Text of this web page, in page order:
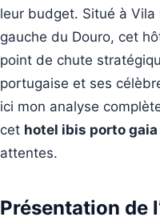
leur budget. Situé à
gauche du Douro, cet
point de chute
portugaise et ses
ici mon analyse
cet hotel ibis porto
attentes.
Présentation de